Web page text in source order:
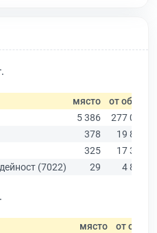
място от общо
5 386
277 019
378
19 882
325
17 349
(7022)
29 4 800
място
от общо